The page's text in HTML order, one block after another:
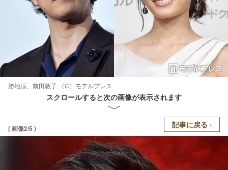
勝地涼、前田敦子 （C）モデルプレス
スクロールすると次の画像が表示されます
( 画像2/5 ) 記事に戻る